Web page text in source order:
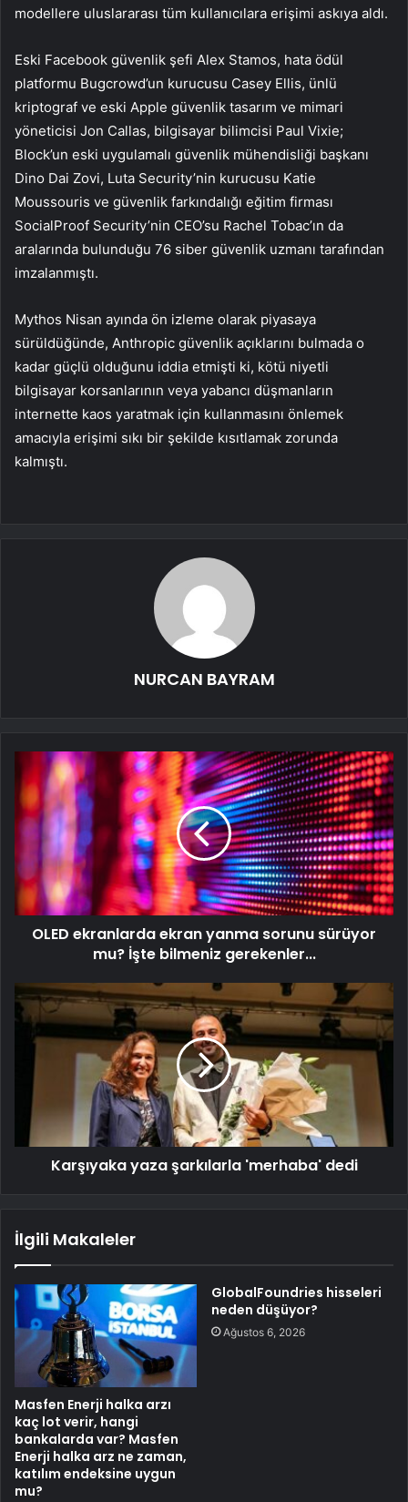
modellere uluslararası tüm kullanıcılara erişimi askıya aldı.
Eski Facebook güvenlik şefi Alex Stamos, hata ödül
platformu Bugcrowd’un kurucusu Casey Ellis, ünlü
kriptograf ve eski Apple güvenlik tasarım ve mimari
yöneticisi Jon Callas, bilgisayar bilimcisi Paul Vixie;
Block’un eski uygulamalı güvenlik mühendisliği başkanı
Dino Dai Zovi, Luta Security’nin kurucusu Katie
Moussouris ve güvenlik farkındalığı eğitim firması
SocialProof Security’nin CEO’su Rachel Tobac’ın da
aralarında bulunduğu 76 siber güvenlik uzmanı tarafından
imzalanmıştı.
Mythos Nisan ayında ön izleme olarak piyasaya
sürüldüğünde, Anthropic güvenlik açıklarını bulmada o
kadar güçlü olduğunu iddia etmişti ki, kötü niyetli
bilgisayar korsanlarının veya yabancı düşmanların
internette kaos yaratmak için kullanmasını önlemek
amacıyla erişimi sıkı bir şekilde kısıtlamak zorunda
kalmıştı.
NURCAN BAYRAM
OLED ekranlarda ekran yanma sorunu sürüyor
mu? İşte bilmeniz gerekenler...
Karşıyaka yaza şarkılarla 'merhaba' dedi
İlgili Makaleler
Masfen Enerji halka arzı
kaç lot verir, hangi
bankalarda var? Masfen
Enerji halka arz ne zaman,
katılım endeksine uygun
mu?
GlobalFoundries hisseleri
neden düşüyor?
Ağustos 6, 2026